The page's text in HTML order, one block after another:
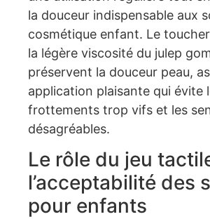
la douceur indispensable aux
cosmétique enfant. Le
la légère viscosité du julep
préservent la douceur peau,
application plaisante qui évite
frottements trop vifs et les
désagréables.
Le rôle du jeu
l’acceptabilité des
pour enfants